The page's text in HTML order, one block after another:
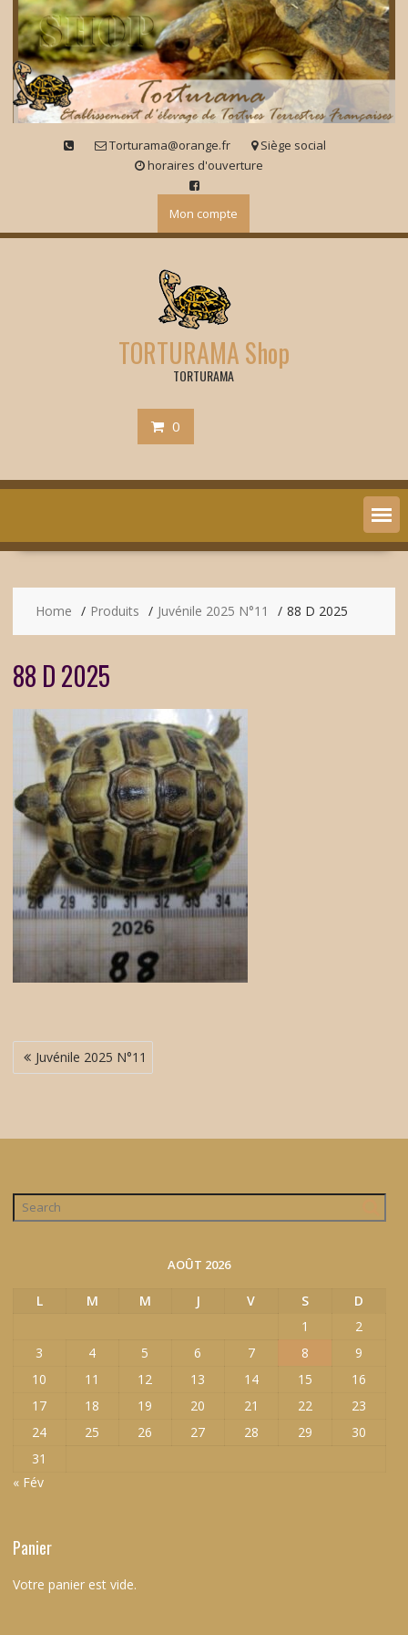
Skip
content
Torturama@orange.fr
Siège social
horaires d'ouverture
Mon compte
TORTURAMA Shop
TORTURAMA
0
Home Produits Juvénile 2025 N°11 88 D 2025
88 D 2025
Navigation
de
Juvénile 2025 N°11
AOÛT 2026
L M M J V S
D
1
2
3
4 5 6 7 8
9
10
11 12 13 14 15
16
17
18 19 20 21 22
23
24
25 26 27 28 29
30
31
« Fév
Panier
Votre panier est vide.